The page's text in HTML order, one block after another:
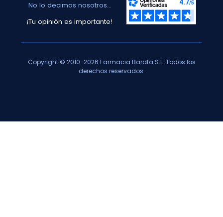
No lo decimos nosotros...
¡Tu opinión es importante!
Copyright © 2010-2026 Farmacia Barata S.L. Todos los
derechos reservados.